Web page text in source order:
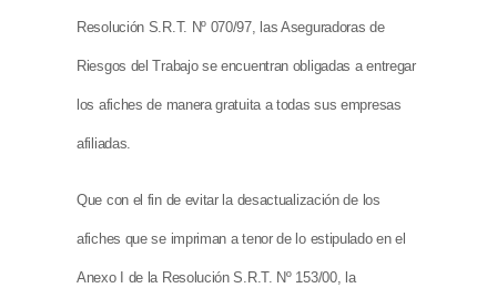
Resolución S.R.T. Nº 070/97, las Aseguradoras de
Riesgos del Trabajo se encuentran obligadas a entregar
los afiches de manera gratuita a todas sus empresas
afiliadas.
Que con el fin de evitar la desactualización de los
afiches que se impriman a tenor de lo estipulado en el
Anexo I de la Resolución S.R.T. Nº 153/00, la